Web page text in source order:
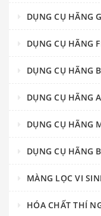
DỤNG CỤ HÃNG
DỤNG CỤ HÃNG
DỤNG CỤ HÃNG
DỤNG CỤ HÃNG
DỤNG CỤ HÃNG
DỤNG CỤ HÃNG
MÀNG LỌC VI
HÓA CHẤT THÍ